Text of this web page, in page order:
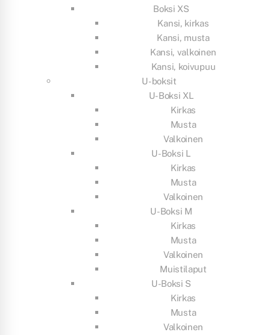
Boksi XS
Kansi, kirkas
Kansi, musta
Kansi, valkoinen
Kansi, koivupuu
U-boksit
U-Boksi XL
Kirkas
Musta
Valkoinen
U-Boksi L
Kirkas
Musta
Valkoinen
U-Boksi M
Kirkas
Musta
Valkoinen
Muistilaput
U-Boksi S
Kirkas
Musta
Valkoinen